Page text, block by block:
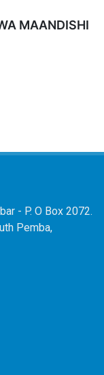
MAANDISHI
- P. O Box 2072.
Pemba,